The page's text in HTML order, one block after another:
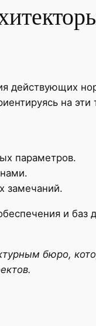
действующих
на
параметров.
замечаний.
и
бюро,